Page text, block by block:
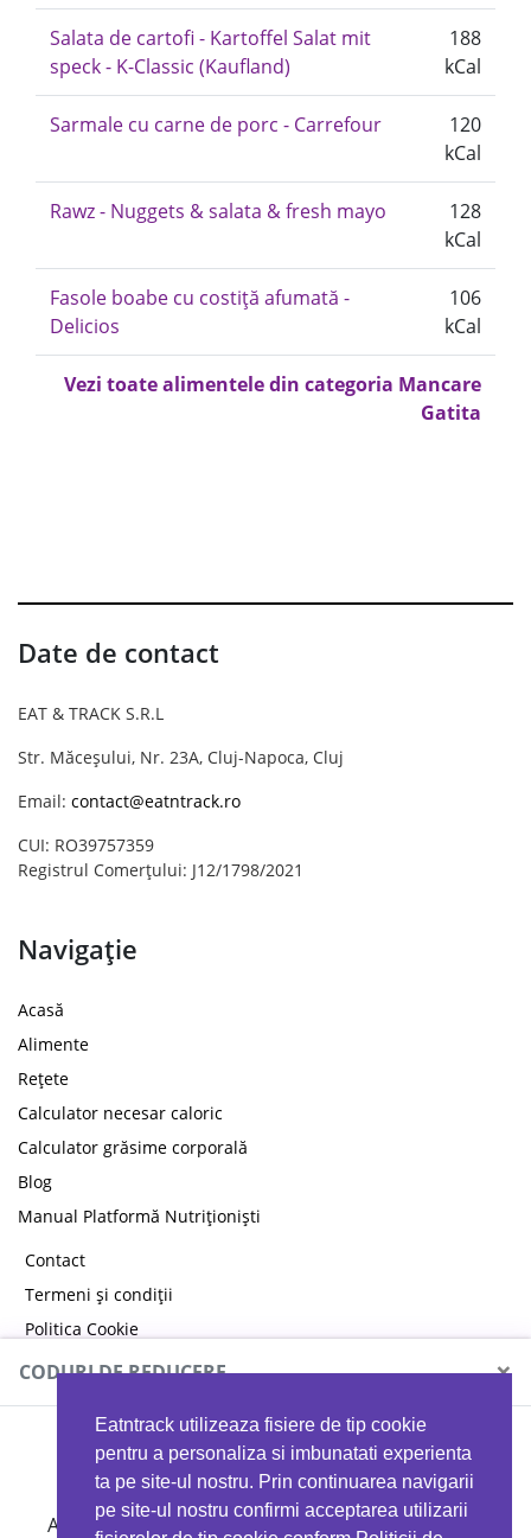
Eatntrack utilizeaza fisiere de tip cookie
pentru a personaliza si imbunatati experienta
ta pe site-ul nostru. Prin continuarea navigarii
pe site-ul nostru confirmi acceptarea utilizarii
Salata de cartofi - Kartoffel Salat mit
speck - K-Classic (Kaufland)
188
kCal
Sarmale cu carne de porc - Carrefour
120
kCal
Rawz - Nuggets & salata & fresh mayo
128
kCal
Fasole boabe cu costiță afumată -
Delicios
106
kCal
Vezi toate alimentele din categoria Mancare
Gatita
Date de contact
EAT & TRACK S.R.L
Str. Măceșului, Nr. 23A, Cluj-Napoca, Cluj
Email: contact@eatntrack.ro
CUI: RO39757359
Registrul Comerțului: J12/1798/2021
Navigație
Acasă
Alimente
Rețete
Calculator necesar caloric
Calculator grăsime corporală
Blog
Manual Platformă Nutriționiști
Contact
Termeni și condiții
Politica Cookie
Politica de confidențialitate
CODURI DE REDUCERE ×
MYPROTEIN
Ai 40%reducere la orice comandă folosind codul